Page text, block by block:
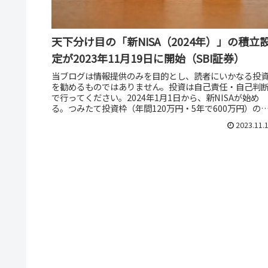
天下分け目の「新NISA（2024年）」の積立
定が2023年11月19日に開始（SBI証券）
当ブログは情報提供のみを目的とし、読者にいかなる投
を勧めるものではありません。投資は自己責任・自己判
で行ってください。2024年1月1日から、新NISAが始め
る。つみたて投資枠（年間120万円・5年で600万円）の設